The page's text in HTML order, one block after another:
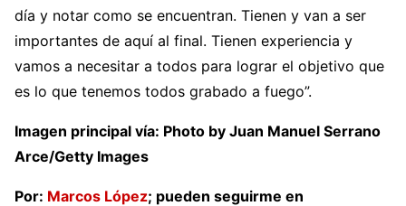
día y notar como se encuentran. Tienen y van a ser
importantes de aquí al final. Tienen experiencia y
vamos a necesitar a todos para lograr el objetivo que
es lo que tenemos todos grabado a fuego”.
Imagen principal vía: Photo by Juan Manuel Serrano
Arce/Getty Images
Por: Marcos López; pueden seguirme en